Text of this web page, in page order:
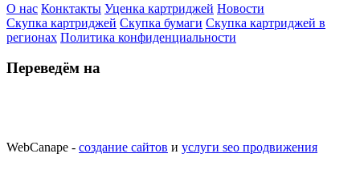
О нас Конктакты Уценка картриджей Новости
Скупка картриджей Скупка бумаги Скупка картриджей в
регионах Политика конфиденциальности
Переведём на
WebCanape - создание сайтов и услуги seo продвижения